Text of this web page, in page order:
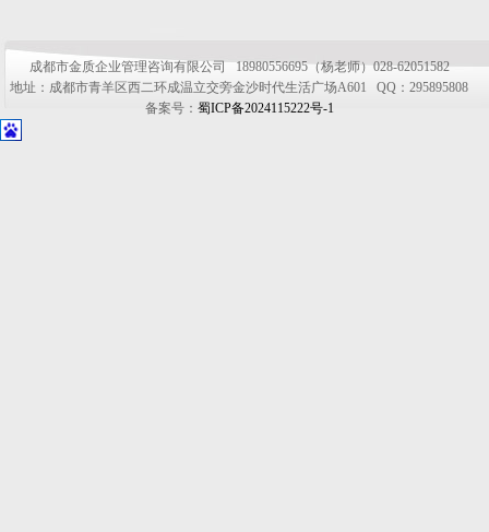
成都市金质企业管理咨询有限公司 18980556695（杨老师）028-62051582
地址：成都市青羊区西二环成温立交旁金沙时代生活广场A601 QQ：295895808
备案号： 蜀ICP备2024115222号-1